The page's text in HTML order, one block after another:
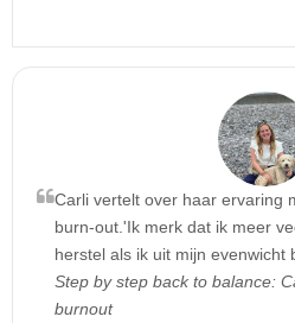
Carli vertelt over haar ervaring
burn-out.'Ik merk dat ik meer
herstel als ik uit mijn evenwicht
Step by step back to balance:
burnout